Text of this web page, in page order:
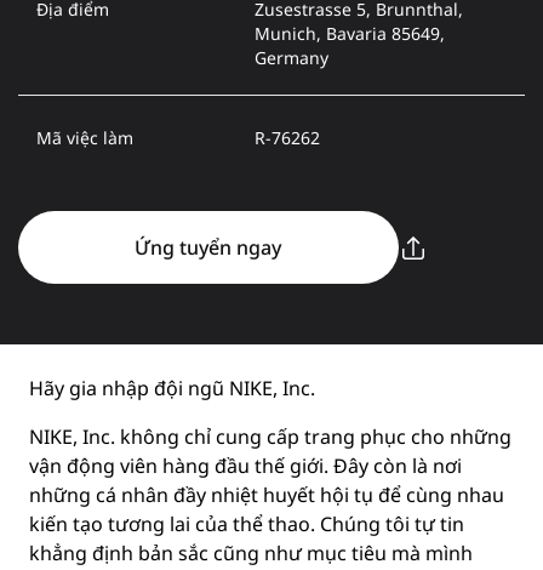
Địa điểm
Zusestrasse 5, Brunnthal,
Munich, Bavaria 85649,
Germany
Mã việc làm R-76262
Ứng tuyển ngay
Hãy gia nhập đội ngũ NIKE, Inc.
NIKE, Inc. không chỉ cung cấp trang phục cho những
vận động viên hàng đầu thế giới. Đây còn là nơi
những cá nhân đầy nhiệt huyết hội tụ để cùng nhau
kiến tạo tương lai của thể thao. Chúng tôi tự tin
khẳng định bản sắc cũng như mục tiêu mà mình